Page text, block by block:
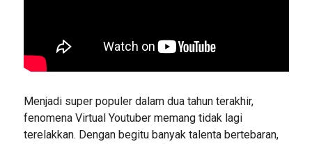
Menjadi super populer dalam dua tahun terakhir,
fenomena Virtual Youtuber memang tidak lagi
terelakkan. Dengan begitu banyak talenta bertebaran,